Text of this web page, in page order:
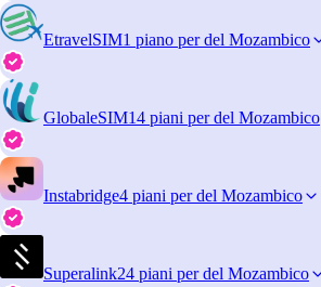
EtravelSIM1 piano per del Mozambico
GlobaleSIM14 piani per del Mozambico
Instabridge4 piani per del Mozambico
Superalink24 piani per del Mozambico